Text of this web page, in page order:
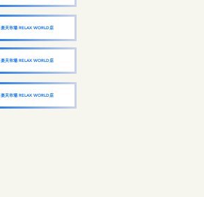
楽天市場 RELAX WORLD店
楽天市場 RELAX WORLD店
楽天市場 RELAX WORLD店